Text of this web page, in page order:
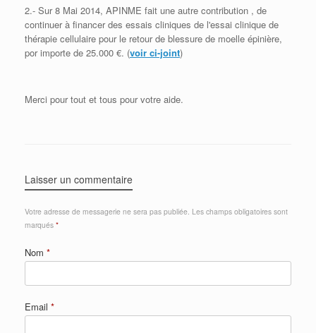
2.- Sur 8 Mai 2014, APINME fait une autre contribution , de
continuer à financer des essais cliniques de l'essai clinique de
thérapie cellulaire pour le retour de blessure de moelle épinière,
por importe de 25.000 €. (voir ci-joint)
Merci pour tout et tous pour votre aide.
Laisser un commentaire
Votre adresse de messagerie ne sera pas publiée. Les champs obligatoires sont
marqués *
Nom *
Email *